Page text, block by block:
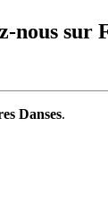
nous sur
Danses.